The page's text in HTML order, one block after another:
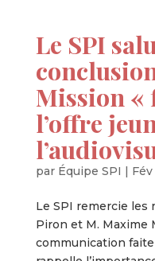
Le SPI
Mission «
l’offre
par Équipe SPI Fév
Le SPI remercie les
Piron et M. Maxime
communication